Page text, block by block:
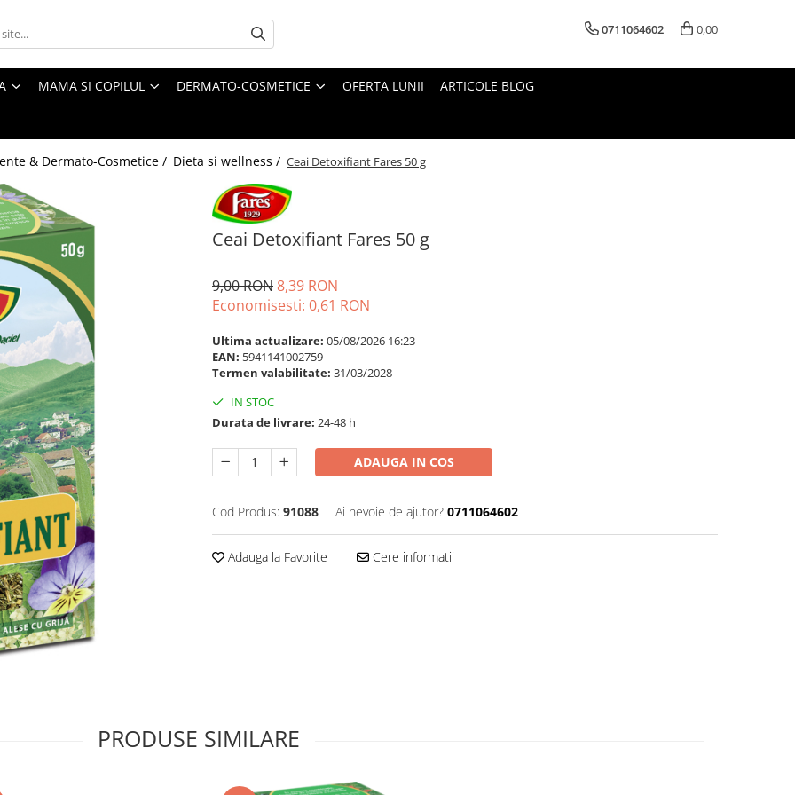
0711064602 0,00
MAMA SI COPILUL DERMATO-COSMETICE OFERTA LUNII ARTICOLE BLOG
& Dermato-Cosmetice / Dieta si wellness / Ceai Detoxifiant Fares 50 g
Ceai Detoxifiant Fares 50 g
9,00 RON8,39 RON
Economisesti: 0,61 RON
Ultima actualizare: 05/08/2026 16:23
EAN: 5941141002759
Termen valabilitate: 31/03/2028
IN STOC
Durata de livrare: 24-48 h
ADAUGA IN COS
Cod Produs: 91088 Ai nevoie de ajutor? 0711064602
Adauga la Favorite Cere informatii
PRODUSE SIMILARE